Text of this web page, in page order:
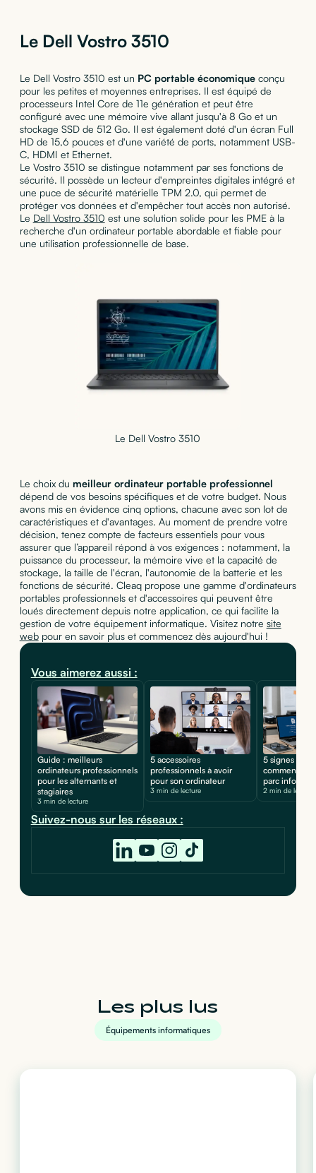
Le Dell Vostro 3510
Le Dell Vostro 3510 est un PC portable économiqueconçu
pour les petites et moyennes entreprises. Il est équipé de
processeurs Intel Core de 11e génération et peut être
configuré avec une mémoire vive allant jusqu'à 8 Go et un
stockage SSD de 512 Go. Il est également doté d'un écran Full
HD de 15,6 pouces et d'une variété de ports, notamment USB-
C, HDMI et Ethernet.
Le Vostro 3510 se distingue notamment par ses fonctions de
sécurité. Il possède un lecteur d'empreintes digitales intégré et
une puce de sécurité matérielle TPM 2.0, qui permet de
protéger vos données et d'empêcher tout accès non autorisé.
Le Dell Vostro 3510 est une solution solide pour les PME à la
recherche d'un ordinateur portable abordable et fiable pour
une utilisation professionnelle de base.
Le Dell Vostro 3510
Le choix du meilleur ordinateur portable professionnel
dépend de vos besoins spécifiques et de votre budget. Nous
avons mis en évidence cinq options, chacune avec son lot de
caractéristiques et d'avantages. Au moment de prendre votre
décision, tenez compte de facteurs essentiels pour vous
assurer que l’appareil répond à vos exigences : notamment, la
puissance du processeur, la mémoire vive et la capacité de
stockage, la taille de l'écran, l'autonomie de la batterie et les
fonctions de sécurité. Cleaq propose une gamme d'ordinateurs
portables professionnels et d'accessoires qui peuvent être
loués directement depuis notre application, ce qui facilite la
gestion de votre équipement informatique. Visitez notre site
webpour en savoir plus et commencez dès aujourd'hui !
Vous aimerez aussi :
Guide : meilleurs
ordinateurs professionnels
pour les alternants et
stagiaires
3 min de lecture
5 accessoires
professionnels à avoir
pour son ordinateur
3 min de lecture
5 signes
comment
parc
2 min de lecture
Suivez-nous sur les réseaux :
Les plus lus
Équipements informatiques